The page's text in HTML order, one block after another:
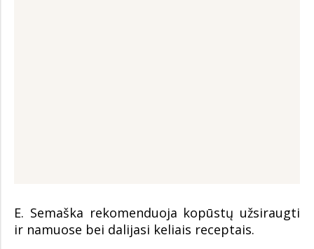
E. Semaška rekomenduoja kopūstų užsiraugti
ir namuose bei dalijasi keliais receptais.